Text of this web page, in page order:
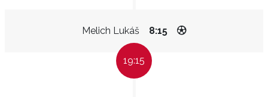
Melich Lukáš 8:15
19:15